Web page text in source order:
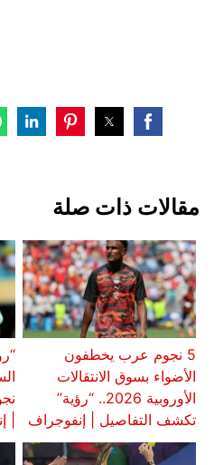
مقالات ذات صلة
5 نجوم عرب يخطفون
الأضواء بسوق الانتقالات
الأوروبية 2026.. “رؤية”
تكشف التفاصيل | إنفوجراف
|